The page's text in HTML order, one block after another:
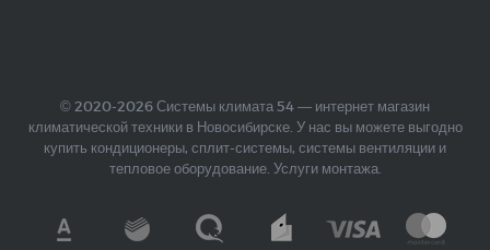
© 2020-2026 Системы климата 54 — интернет магазин
климатической техники в Новосибирске. У нас вы можете выгодно
купить кондиционеры, сплит-системы, системы вентиляции и
тепловое оборудование. Услуги монтажа.